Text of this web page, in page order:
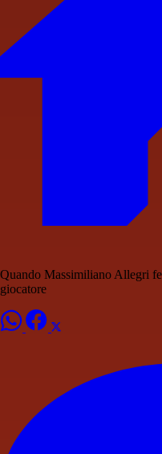
Quando Massimiliano Allegri
giocatore